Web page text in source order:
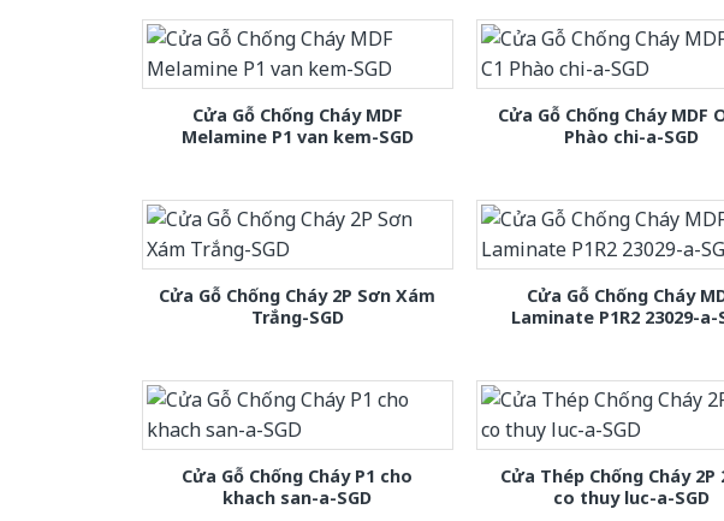
Cửa Gỗ Chống Cháy MDF
Melamine P1 van kem-SGD
Cửa Gỗ Chống Cháy MDF
Phào chi-a-SGD
Cửa Gỗ Chống Cháy 2P Sơn Xám
Trắng-SGD
Cửa Gỗ Chống Cháy
Laminate P1R2 23029-a-
Cửa Gỗ Chống Cháy P1 cho
khach san-a-SGD
Cửa Thép Chống Cháy 2P
co thuy luc-a-SGD